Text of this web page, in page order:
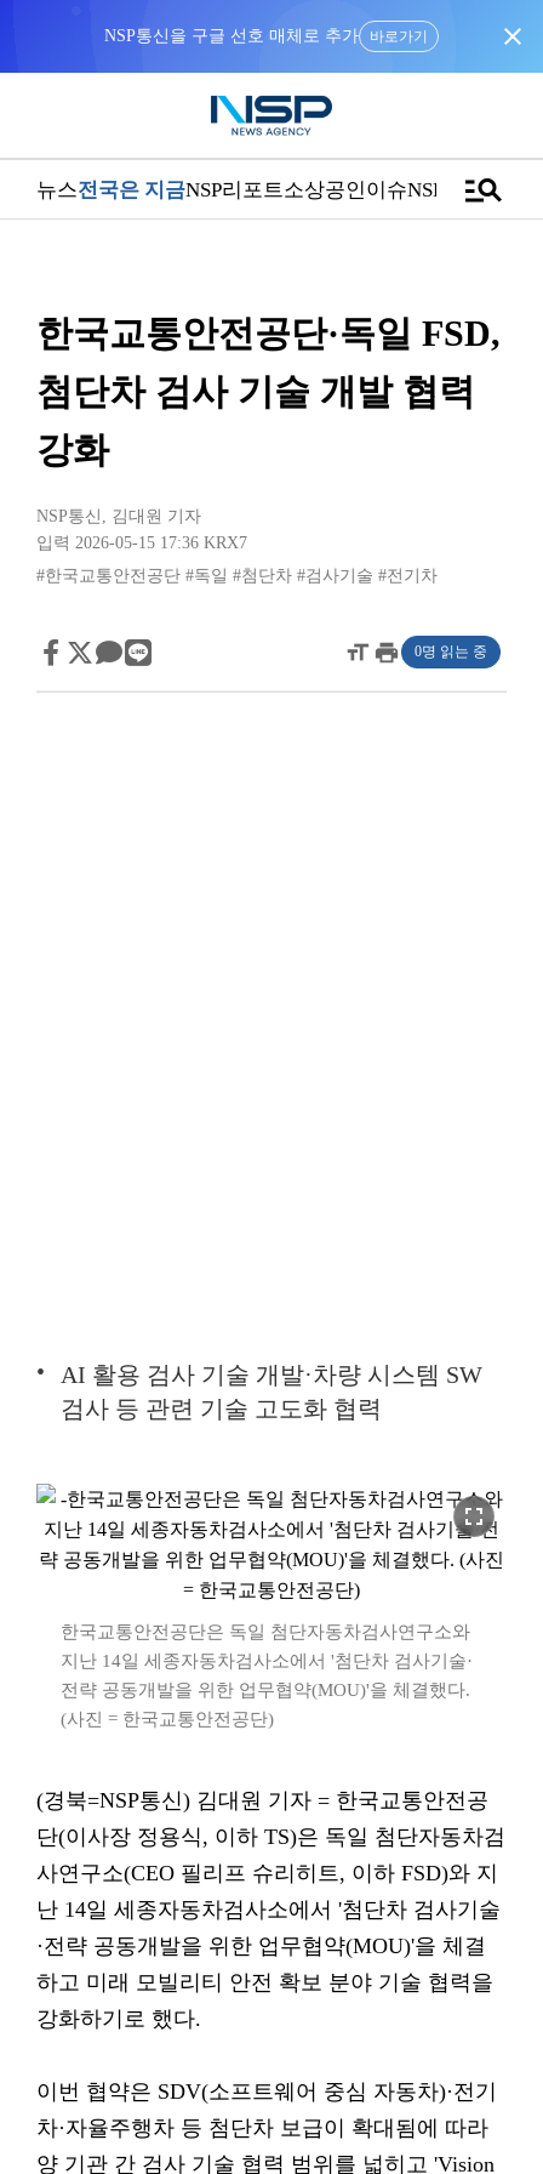
NSP통신을 구글 선호 매체로 추가 바로가기 close
뉴스전국은 지금NSP리포트소상공인이슈NSPTVmanage_search
한국교통안전공단·독일 FSD,
첨단차 검사 기술 개발 협력
강화
NSP통신 , 김대원 기자
입력 2026-05-15 17:36 KRX7
#한국교통안전공단 #독일 #첨단차 #검사기술 #전기차
format_sizeprint 0명 읽는 중
AI 활용 검사 기술 개발·차량 시스템 SW
검사 등 관련 기술 고도화 협력
fullscreen
한국교통안전공단은 독일 첨단자동차검사연구소와
지난 14일 세종자동차검사소에서 '첨단차 검사기술·
전략 공동개발을 위한 업무협약(MOU)'을 체결했다.
(사진 = 한국교통안전공단)
(경북=NSP통신) 김대원 기자 = 한국교통안전공
단(이사장 정용식, 이하 TS)은 독일 첨단자동차검
사연구소(CEO 필리프 슈리히트, 이하 FSD)와 지
난 14일 세종자동차검사소에서 '첨단차 검사기술
·전략 공동개발을 위한 업무협약(MOU)'을 체결
하고 미래 모빌리티 안전 확보 분야 기술 협력을
강화하기로 했다.
이번 협약은 SDV(소프트웨어 중심 자동차)·전기
차·자율주행차 등 첨단차 보급이 확대됨에 따라
양 기관 간 검사 기술 협력 범위를 넓히고 'Vision